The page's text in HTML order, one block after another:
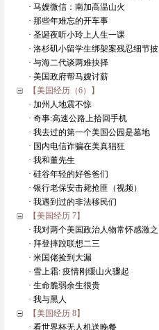
· 马嫂微信：南加高温山火
· 那些年难忘的开车事
· 圣诞夜听小玲上人生一课
· 洛杉矶小留学生绑架案残忍细节披
· 与海二代谈两难抉择
· 美国政府帮马嫂讨薪
【美国经历（6）】
· 加州人地震不惊
· 奇事:高速公路上拾回手机
· 我去过的第一个美国公园是墓地
· 国内电信诈骗在美真猖狂
· 我和董先生
· 硅谷年轻的好爸爸们
· 银行老保安击毙抢匪（视频）
· 我遇到过的非法移民们
【美国经历 7】
· 我对两个美国政治人物常怀感激之
· 拜登摔跤联想二三
· 米国佬捡到大漏
· 雪上霜: 疫情刚缓山火骤起
· 生命脆弱余生很贵
· 我与黑人
【美国经历 8】
· 看世界杯无人机送晚餐